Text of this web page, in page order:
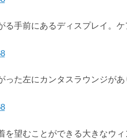
る手前にあるディスプレイ。
った左にカンタスラウンジが
を望むことができる大きなウ